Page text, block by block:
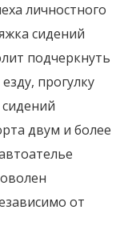
личностного
сидений
подчеркнуть
прогулку
двум и более
от